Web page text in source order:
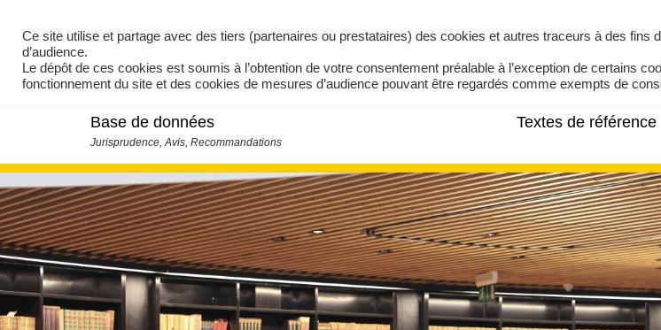
Base de données Textes de référence
Ce site utilise et partage avec des tiers (partenaires ou prestataires) des cookies et autres traceurs à des fins
d’audience.
Le dépôt de ces cookies est soumis à l’obtention de votre consentement préalable à l’exception de certains
fonctionnement du site et des cookies de mesures d’audience pouvant être regardés comme exempts de